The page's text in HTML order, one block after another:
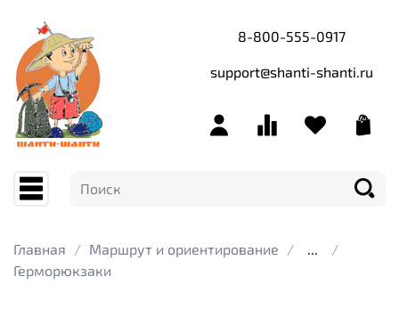
8-800-555-0917
support@shanti-shanti.ru
Главная Маршрут и ориентирование
Герморюкзаки